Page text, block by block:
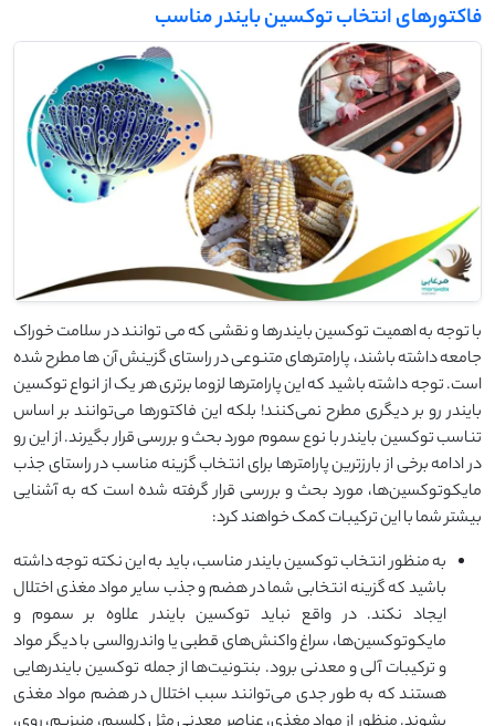
فاکتورهای انتخاب توکسین بایندر مناسب
با توجه به اهمیت توکسین بایندرها و نقشی که می توانند در سلامت خوراک
جامعه داشته باشند، پارامترهای متنوعی در راستای گزینش آن ها مطرح شده
است. توجه داشته باشید که این پارامترها لزوما برتری هر یک از انواع توکسین
بایندر رو بر دیگری مطرح نمی‌کنند! بلکه این فاکتورها می‌توانند بر اساس
تناسب توکسین بایندر با نوع سموم مورد بحث و بررسی قرار بگیرند. از این رو
در ادامه برخی از بارزترین پارامترها برای انتخاب گزینه مناسب در راستای جذب
مایکوتوکسین‌ها، مورد بحث و بررسی قرار گرفته شده است که به آشنایی
بیشتر شما با این ترکیبات کمک خواهند کرد:
به منظور انتخاب توکسین بایندر مناسب، باید به این نکته توجه داشته
باشید که گزینه انتخابی شما در هضم و جذب سایر مواد مغذی اختلال
ایجاد نکند. در واقع نباید توکسین بایندر علاوه بر سموم و
مایکوتوکسین‌ها، سراغ واکنش‌های قطبی یا واندروالسی با دیگر مواد
و ترکیبات آلی و معدنی برود. بنتونیت‌ها از جمله توکسین بایندرهایی
هستند که به طور جدی می‌توانند سبب اختلال در هضم مواد مغذی